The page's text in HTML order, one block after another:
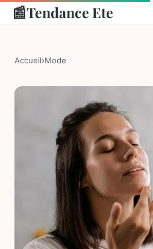
📰Tendance Ete
Accueil›Mode